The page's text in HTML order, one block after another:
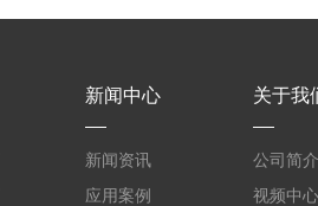
新闻中心
新闻资讯
应用案例
关于我
公司简介
视频中心